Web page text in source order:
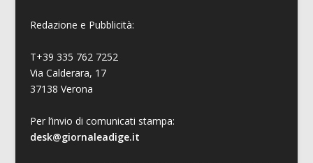
Redazione e Pubblicità:
T+39 335 762 7252
Via Calderara, 17
37138 Verona
Per l’invio di comunicati stampa:
desk@giornaleadige.it